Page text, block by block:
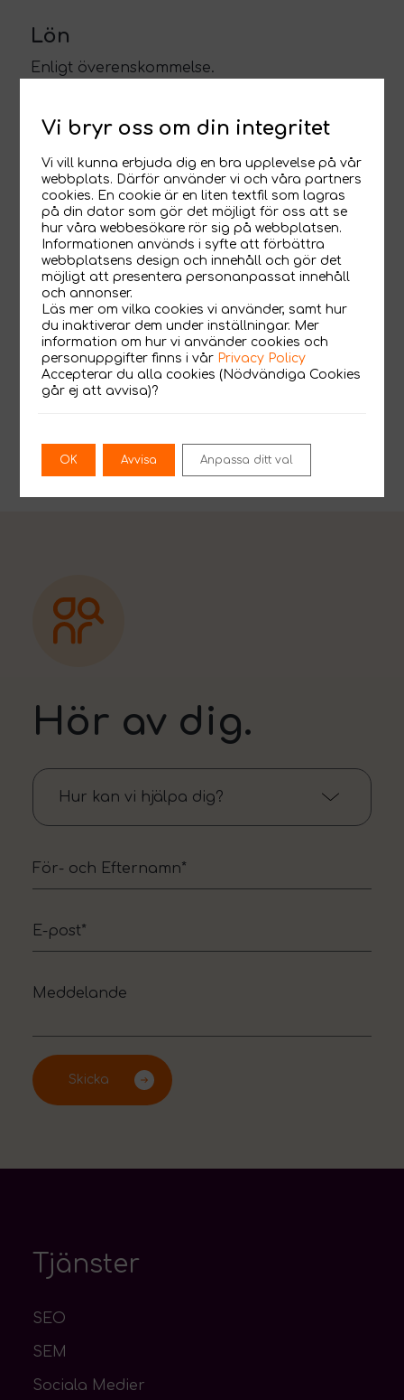
Lön
Enligt överenskommelse.
Vart kommer du att sitta?
pendlingsavstånd från hela Skåne. 10 minuter
från Lund och 20 minuter från Malmö.
Tillträde
Enligt överenskommelse, men gärna i
november.
Intresserad?
Är du intresserad av att bli en av oss, hör av
dig till Jens Andersson
214 40 20.
Hör av dig.
Hur kan vi hjälpa dig?
Tjänster
SEO
SEM
Sociala Medier
Vi bryr oss om din integritet
Vi vill kunna erbjuda dig en bra upplevelse på vår
webbplats. Därför använder vi och våra partners
cookies. En cookie är en liten textfil som lagras
på din dator som gör det möjligt för oss att se
hur våra webbesökare rör sig på webbplatsen.
Informationen används i syfte att förbättra
webbplatsens design och innehåll och gör det
möjligt att presentera personanpassat innehåll
och annonser.
Läs mer om vilka cookies vi använder, samt hur
du inaktiverar dem under inställningar. Mer
information om hur vi använder cookies och
personuppgifter finns i vår Privacy Policy
Accepterar du alla cookies (Nödvändiga Cookies
går ej att avvisa)?
OK Avvisa Anpassa ditt val